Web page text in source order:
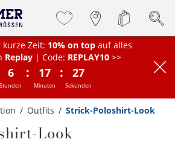
Zeit: 10% on topauf alles
Replay| Code: REPLAY10>>
6
Stunden
: 17
Minuten
: 27
Sekunden
Outfits Strick-Poloshirt-Look
Look